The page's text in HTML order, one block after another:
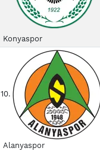
Konyaspor
10.
Alanyaspor